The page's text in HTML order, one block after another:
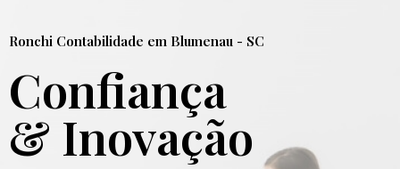
Ronchi Contabilidade em Blumenau - SC
Confiança
& Inovação